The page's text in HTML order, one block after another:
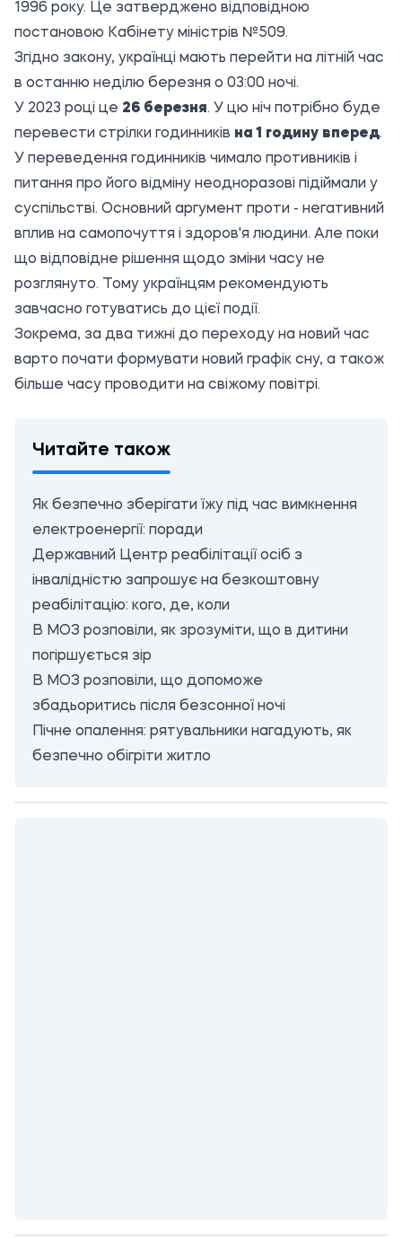
1996 року. Це затверджено відповідною
постановою Кабінету міністрів №509.
Згідно закону, українці мають перейти на літній час
в останню неділю березня о 03:00 ночі.
У 2023 році це 26 березня. У цю ніч потрібно буде
перевести стрілки годинників на 1 годину вперед.
У переведення годинників чимало противників і
питання про його відміну неодноразові підіймали у
суспільстві. Основний аргумент проти - негативний
вплив на самопочуття і здоров'я людини. Але поки
що відповідне рішення щодо зміни часу не
розглянуто. Тому українцям рекомендують
завчасно готуватись до цієї події.
Зокрема, за два тижні до переходу на новий час
варто почати формувати новий графік сну, а також
більше часу проводити на свіжому повітрі.
Читайте також
Як безпечно зберігати їжу під час вимкнення
електроенергії: поради
Державний Центр реабілітації осіб з
інвалідністю запрошує на безкоштовну
реабілітацію: кого, де, коли
В МОЗ розповіли, як зрозуміти, що в дитини
погіршується зір
В МОЗ розповіли, що допоможе
збадьоритись після безсонної ночі
Пічне опалення: рятувальники нагадують, як
безпечно обігріти житло